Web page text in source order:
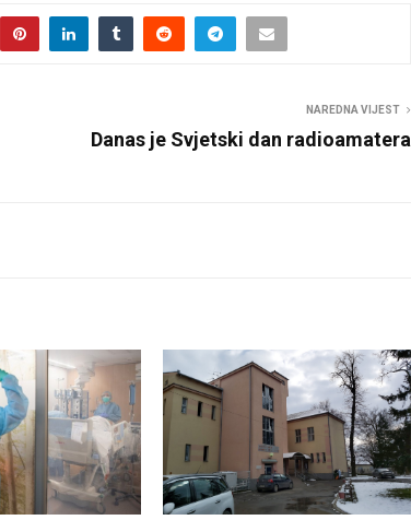
NAREDNA VIJEST
Danas je Svjetski dan radioamatera